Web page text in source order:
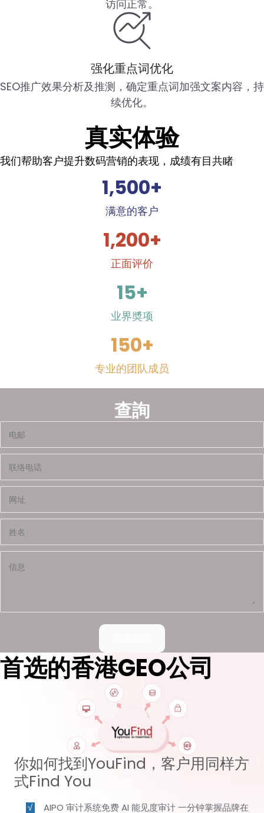
访问正常。
强化重点词优化
SEO推广效果分析及推测，确定重点词加强文案内容，持
续优化。
真实体验
我们帮助客户提升数码营销的表现，成绩有目共睹
1,500+
满意的客户
1,200+
正面评价
15+
业界奬项
150+
专业的团队成员
查詢
首选的香港GEO公司
你如何找到YouFind，客户用同样方
式Find You
AIPO 审计系统免费 AI 能见度审计 一分钟掌握品牌在